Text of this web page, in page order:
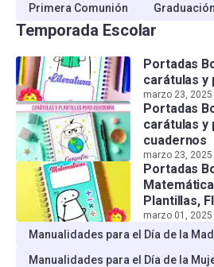
Primera Comunión
Graduación
Temporada Escolar
Portadas
carátulas y
marzo 23, 2025
Portadas
carátulas y
cuadernos
marzo 23, 2025
Portadas
Plantillas,
marzo 01, 2025
Manualidades para el Día de la
Manualidades para el Día de la